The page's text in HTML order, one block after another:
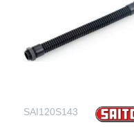
SAI120S143